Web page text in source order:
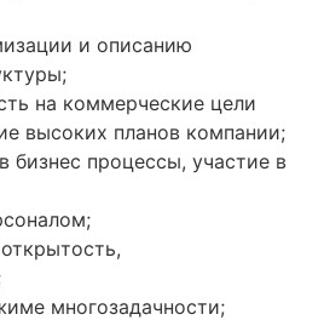
и описанию
на коммерческие цели
высоких планов компании;
бизнес процессы, участие в
многозадачности;